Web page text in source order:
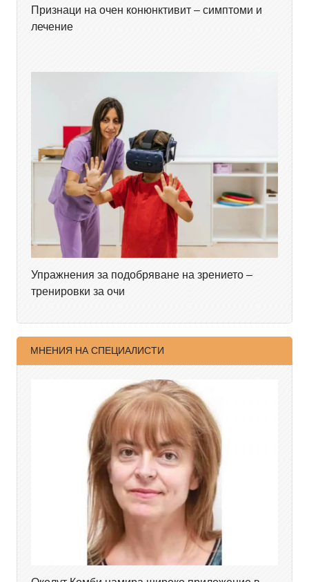
Признаци на очен конюнктивит – симптоми и
лечение
Упражнения за подобряване на зрението –
тренировки за очи
МНЕНИЯ НА СПЕЦИАЛИСТИ